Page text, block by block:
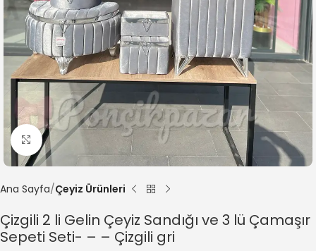
Büyütmek için tıklayın
Ana Sayfa Çeyiz Ürünleri
Çizgili 2 li Gelin Çeyiz Sandığı ve 3 lü Çamaşır
Sepeti Seti- – – Çizgili gri